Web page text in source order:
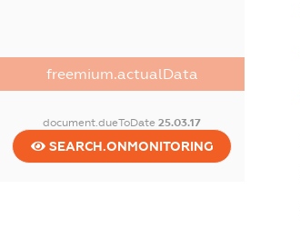
freemium.actualData
document.dueToDate25.03.17
SEARCH.ONMONITORING